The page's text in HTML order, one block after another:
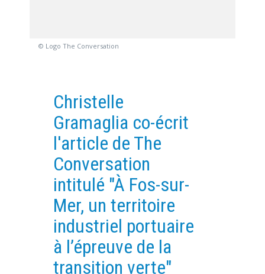
EXPERIMENTAL PLATFORMS
COMPLETED PROJECTS
UMR NETWORKS
REGULAR SEMINARS
TRAINING COURSES
MASTER
ENGINEERING
EDUCATION AND TRAINING
DOCTORAL TRAINING
THESES IN PROGRESS
© Logo The Conversation
Christelle
Gramaglia co-écrit
l'article de The
Conversation
intitulé "À Fos-sur-
Mer, un territoire
industriel portuaire
à l’épreuve de la
transition verte"